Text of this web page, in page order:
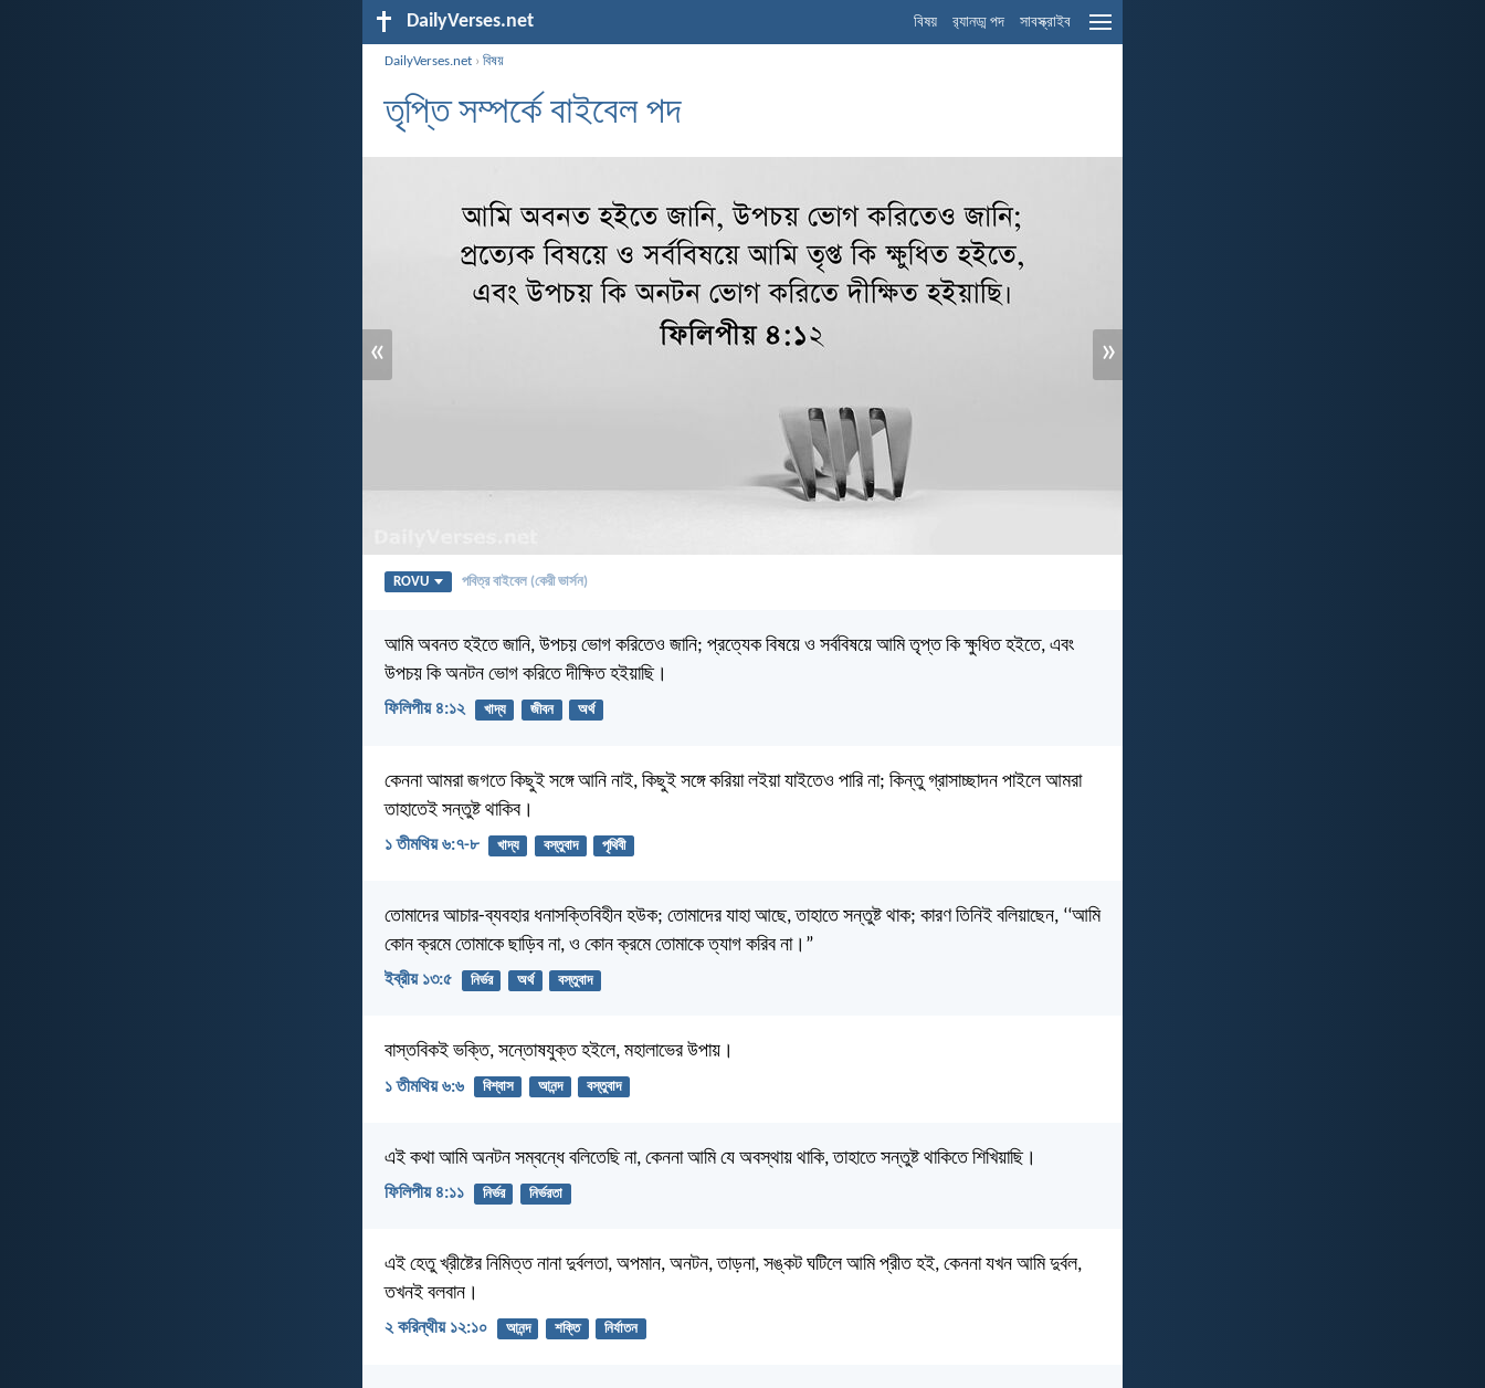
DailyVerses.net বিষয় র‌্যানড্ম পদ সাবস্ক্রাইব
DailyVerses.net ›বিষয়
তৃপ্তি সম্পর্কে বাইবেল পদ
« »
ROVU পবিত্র বাইবেল (কেরী ভার্সন)
আমি অবনত হইতে জানি, উপচয় ভোগ করিতেও জানি; প্রত্যেক বিষয়ে ও সর্ববিষয়ে আমি তৃপ্ত কি ক্ষুধিত হইতে, এবং
উপচয় কি অনটন ভোগ করিতে দীক্ষিত হইয়াছি।
ফিলিপীয় ৪:১২ খাদ্য জীবন অর্থ
কেননা আমরা জগতে কিছুই সঙ্গে আনি নাই, কিছুই সঙ্গে করিয়া লইয়া যাইতেও পারি না; কিন্তু গ্রাসাচ্ছাদন পাইলে আমরা
তাহাতেই সন্তুষ্ট থাকিব।
১ তীমথিয় ৬:৭-৮ খাদ্য বস্তুবাদ পৃথিবী
তোমাদের আচার-ব্যবহার ধনাসক্তিবিহীন হউক; তোমাদের যাহা আছে, তাহাতে সন্তুষ্ট থাক; কারণ তিনিই বলিয়াছেন, ‘‘আমি
কোন ক্রমে তোমাকে ছাড়িব না, ও কোন ক্রমে তোমাকে ত্যাগ করিব না।”
ইব্রীয় ১৩:৫ নির্ভর অর্থ বস্তুবাদ
বাস্তবিকই ভক্তি, সন্তোষযুক্ত হইলে, মহালাভের উপায়।
১ তীমথিয় ৬:৬ বিশ্বাস আনন্দ বস্তুবাদ
এই কথা আমি অনটন সম্বন্ধে বলিতেছি না, কেননা আমি যে অবস্থায় থাকি, তাহাতে সন্তুষ্ট থাকিতে শিখিয়াছি।
ফিলিপীয় ৪:১১ নির্ভর নির্ভরতা
এই হেতু খ্রীষ্টের নিমিত্ত নানা দুর্বলতা, অপমান, অনটন, তাড়না, সঙ্কট ঘটিলে আমি প্রীত হই, কেননা যখন আমি দুর্বল,
তখনই বলবান।
২ করিন্থীয় ১২:১০ আনন্দ শক্তি নির্যাতন